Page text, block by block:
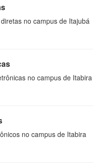
no campus de Itajubá
no campus de Itabira
no campus de Itabira